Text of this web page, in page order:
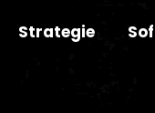
Strategie